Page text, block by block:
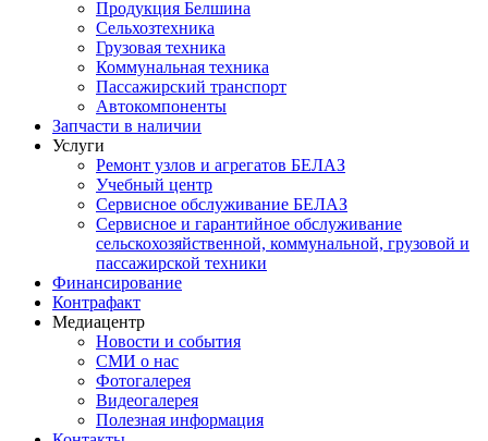
Продукция Белшина
Сельхозтехника
Грузовая техника
Коммунальная техника
Пассажирский транспорт
Автокомпоненты
Запчасти в наличии
Услуги
Ремонт узлов и агрегатов БЕЛАЗ
Учебный центр
Сервисное обслуживание БЕЛАЗ
Сервисное и гарантийное обслуживание
сельскохозяйственной, коммунальной, грузовой и
пассажирской техники
Финансирование
Контрафакт
Медиацентр
Новости и события
СМИ о нас
Фотогалерея
Видеогалерея
Полезная информация